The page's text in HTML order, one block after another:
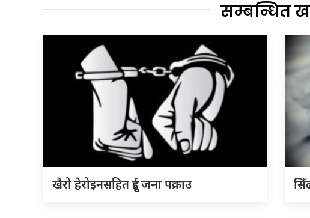
सम्बन्धित
खैरो हेरोइनसहित दुई जना पक्राउ